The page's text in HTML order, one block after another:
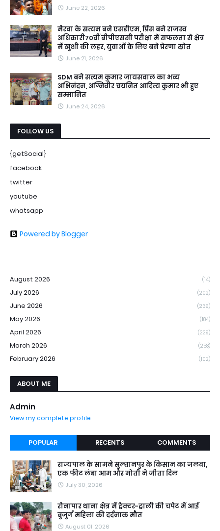
June 22, 2026
मैरवा के सत्यम बने एसडीएम, प्रिंस बने राजस्व
अधिकारी70वीं बीपीएससी परीक्षा में सफलता से क्षेत्र
में खुशी की लहर, युवाओं के लिए बने प्रेरणा स्रोत
June 21, 2026
SDM बने सत्यम कुमार जायसवाल का भव्य
अभिनंदन, अग्निवीर चयनित आदित्य कुमार भी हुए
सम्मानित
June 24, 2026
FOLLOW US
{getSocial}
facebook
twitter
youtube
whatsapp
Powered by Blogger
August 2026 (14)
July 2026 (202)
June 2026 (239)
May 2026 (184)
April 2026 (229)
March 2026 (258)
February 2026 (102)
ABOUT ME
Admin
View my complete profile
POPULAR RECENTS COMMENTS
राज्यपाल के सामने सुल्तानपुर के किसान का जलवा,
एक फीट लंबा आम और मोती ने जीता दिल
July 30, 2026
रौनापार थाना क्षेत्र में ट्रैक्टर-ट्राली की चपेट में आई
बुजुर्ग महिला की दर्दनाक मौत
August 01, 2026